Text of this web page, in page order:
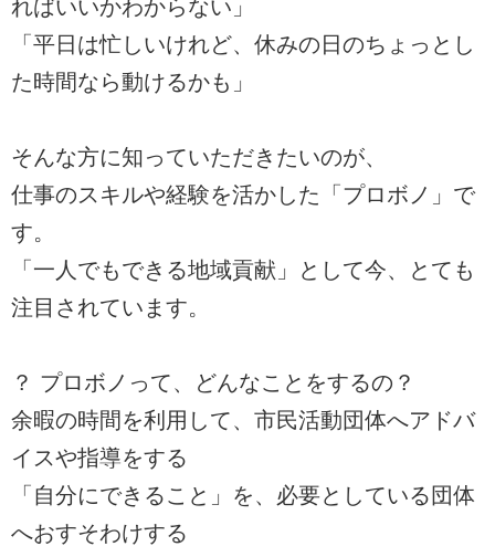
ればいいかわからない」
「平日は忙しいけれど、休みの日のちょっとし
た時間なら動けるかも」
そんな方に知っていただきたいのが、
仕事のスキルや経験を活かした「プロボノ」で
す。
「一人でもできる地域貢献」として今、とても
注目されています。
？ プロボノって、どんなことをするの？
余暇の時間を利用して、市民活動団体へアドバ
イスや指導をする
「自分にできること」を、必要としている団体
へおすそわけする